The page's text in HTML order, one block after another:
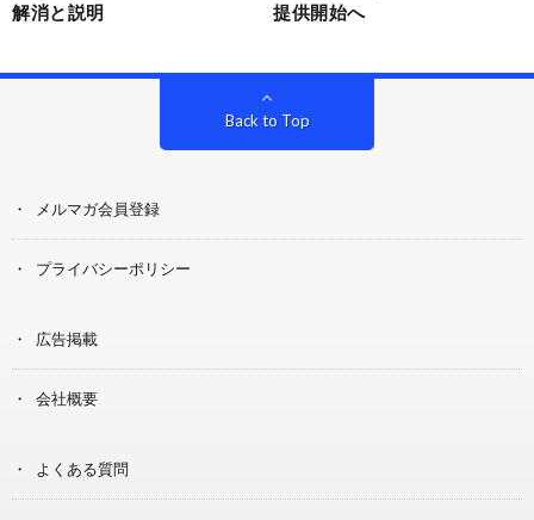
解消と説明
提供開始へ
Back to Top
メルマガ会員登録
プライバシーポリシー
広告掲載
会社概要
よくある質問